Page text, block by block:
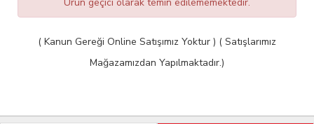
( Kanun Gereği Online Satışımız Yoktur ) ( Satışlarımız
Mağazamızdan Yapılmaktadır.)